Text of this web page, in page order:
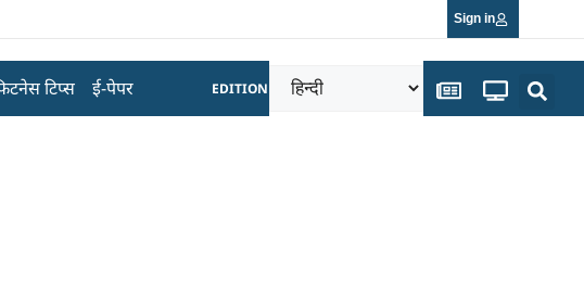
Sign in
टिप्स ई-पेपर EDITION